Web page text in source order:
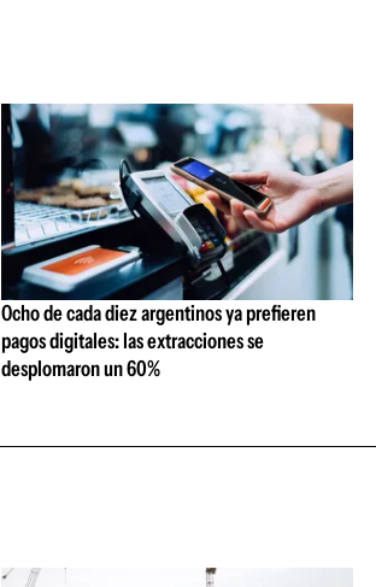
Ocho de cada diez argentinos ya prefieren
pagos digitales: las extracciones se
desplomaron un 60%